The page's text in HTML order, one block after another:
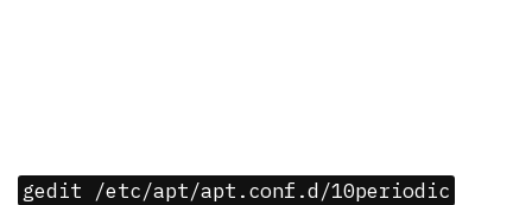
gedit /etc/apt/apt.conf.d/10periodic